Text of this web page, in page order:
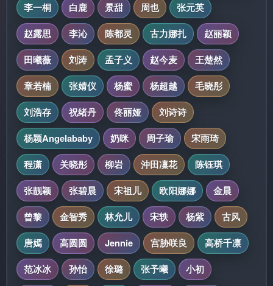
李一桐
白鹿 景甜 周也
张元英
赵露思
李沁 陈都灵 古力娜扎
赵丽颖
田曦薇
刘涛 孟子义 赵今麦
王楚然
章若楠
张婧仪 杨蜜 杨超越
毛晓彤
刘浩存
祝绪丹 佟丽娅
刘诗诗
杨颖Angelababy
奶咪 周子瑜
宋雨琦
程潇
关晓彤 柳岩 沖田凜花
陈钰琪
张靓颖
张碧晨 宋祖儿 欧阳娜娜
金晨
曾黎
金智秀 林允儿 宋轶 杨紫
古风
唐嫣
高圆圆 Jennie 宫胁咲良
高桥千凛
范冰冰
孙怡 徐璐 张予曦
小初